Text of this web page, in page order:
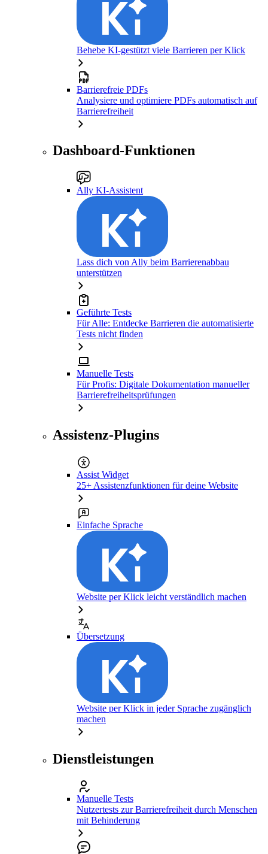
Behebe KI-gestützt viele Barrieren per Klick
Barrierefreie PDFs
Analysiere und optimiere PDFs automatisch auf
Barrierefreiheit
Dashboard-Funktionen
Ally KI-Assistent
Lass dich von Ally beim Barrierenabbau
unterstützen
Geführte Tests
Für Alle: Entdecke Barrieren die automatisierte
Tests nicht finden
Manuelle Tests
Für Profis: Digitale Dokumentation manueller
Barrierefreiheitsprüfungen
Assistenz-Plugins
Assist Widget
25+ Assistenzfunktionen für deine Website
Einfache Sprache
Website per Klick leicht verständlich machen
Übersetzung
Website per Klick in jeder Sprache zugänglich
machen
Dienstleistungen
Manuelle Tests
Nutzertests zur Barrierefreiheit durch Menschen
mit Behinderung